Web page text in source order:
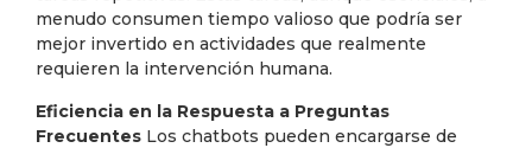
menudo consumen tiempo valioso que podría ser
mejor invertido en actividades que realmente
requieren la intervención humana.
Eficiencia en la Respuesta a Preguntas
Frecuentes Los chatbots pueden encargarse de